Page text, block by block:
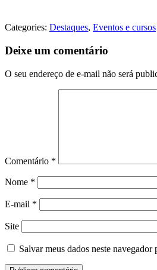
Categories: Destaques, Eventos e cursos
Deixe um comentário
O seu endereço de e-mail não será
Comentário *
Nome *
E-mail *
Site
Salvar meus dados neste